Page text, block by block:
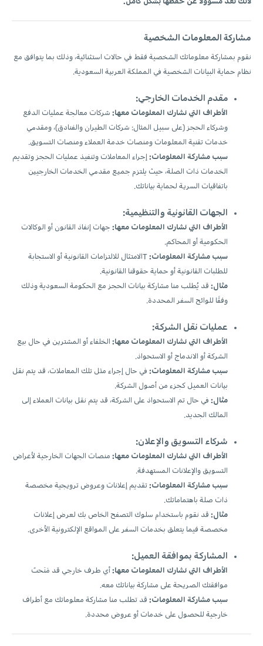
مشاركة المعلومات الشخصية
نقوم بمشاركة معلوماتك الشخصية فقط في حالات استثنائية، وذلك بما يتوافق مع
نظام حماية البيانات الشخصية في المملكة العربية السعودية.
مقدم الخدمات الخارجي:
الأطراف التي نشارك المعلومات معها: شركات معالجة عمليات الدفع
وشركاء الحجز (على سبيل المثال: شركات الطيران والفنادق)، ومقدمي
خدمات تقنية المعلومات ومنصات خدمة العملاء ومنصات التسويق.
سبب مشاركة المعلومات: إجراء المعاملات وتنفيذ عمليات الحجز وتقديم
الخدمات ذات الصلة، حيث يلتزم جميع مقدمي الخدمات الخارجيين
باتفاقيات السرية لحماية بياناتك.
الجهات القانونية والتنظيمية:
الأطراف التي نشارك المعلومات معها: جهات إنفاذ القانون أو الوكالات
الحكومية أو المحاكم.
سبب مشاركة المعلومات:
Tالامتثال للالتزامات القانونية أو الاستجابة
للطلبات القانونية أو حماية حقوقنا القانونية.
مثال: قد يُطلب منا مشاركة بيانات الحجز مع الحكومة السعودية وذلك
وفقًا للوائح السفر المحددة.
عمليات نقل الشركة:
الأطراف التي نشارك المعلومات معها: الخلفاء أو المشترين في حال بيع
الشركة أو الاندماج أو الاستحواذ.
سبب مشاركة المعلومات: في حال إجراء مثل تلك المعاملات، قد يتم نقل
بيانات العميل كجزء من أصول الشركة.
مثال: في حال تم الاستحواذ على الشركة، قد يتم نقل بيانات العملاء إلى
المالك الجديد.
شركاء التسويق والإعلان:
الأطراف التي نشارك المعلومات معها: منصات الجهات الخارجية لأغراض
التسويق والإعلانات المستهدفة.
سبب مشاركة المعلومات: تقديم إعلانات وعروض ترويجية مخصصة
ذات صلة باهتماماتك.
مثال: قد نقوم باستخدام سلوك التصفح الخاص بك لعرض إعلانات
مخصصة فيما يتعلق بخدمات السفر على المواقع الإلكترونية الأخرى.
المشاركة بموافقة العميل:
الأطراف التي نشارك المعلومات معها: أي طرف خارجي قد مَنَحتَ
موافقتك الصريحة على مشاركة بياناتك معه.
سبب مشاركة المعلومات: قد تطلب منا مشاركة معلوماتك مع أطراف
خارجية للحصول على خدمات أو عروض محددة.